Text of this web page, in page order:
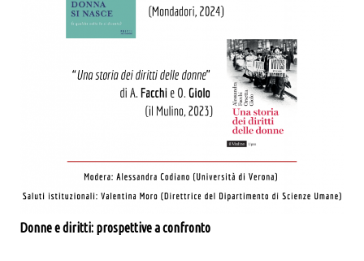
Donne e diritti: prospettive a confronto